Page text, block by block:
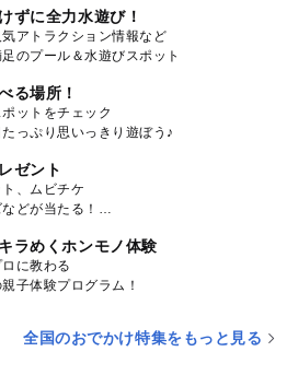
ずに全力水遊び！
アトラクション情報など
のプール＆水遊びスポット
る場所！
ットをチェック
っぷり思いっきり遊ぼう♪
ゼント
、ムビチケ
どが当たる！
ラめくホンモノ体験
に教わる
子体験プログラム！
全国のおでかけ特集をもっと見る